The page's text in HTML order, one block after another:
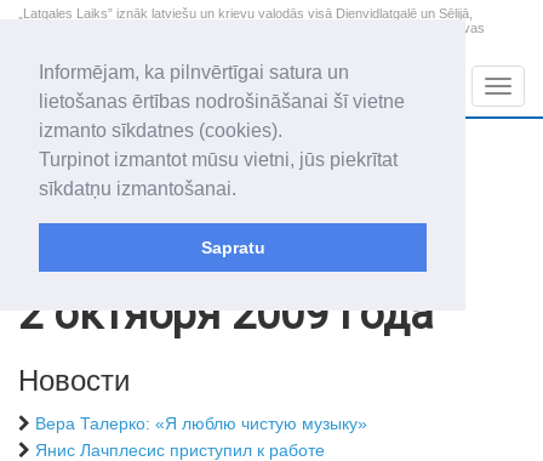
Informējam, ka pilnvērtīgai satura un
lietošanas ērtības nodrošināšanai šī vietne
izmanto sīkdatnes (cookies).
Turpinot izmantot mūsu vietni, jūs piekrītat
sīkdatņu izmantošanai.
Sapratu
„Latgales Laiks” iznāk latviešu un krievu valodās visā Dienvidlatgalē un Sēlijā,
„Latgales Laiks” latviešu valodā aptver Daugavpils valstspilsētu, Augšdaugavas
2026. gada 7. augusts
Piektdiena
Alfrēds, Fredis, Madars
+22.4
2 октября 2009 года
Новости
Вера Талерко: «Я люблю чистую музыку»
Янис Лачплесис приступил к работе